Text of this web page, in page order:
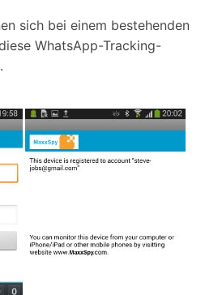
sich bei einem bestehenden
WhatsApp-Tracking-